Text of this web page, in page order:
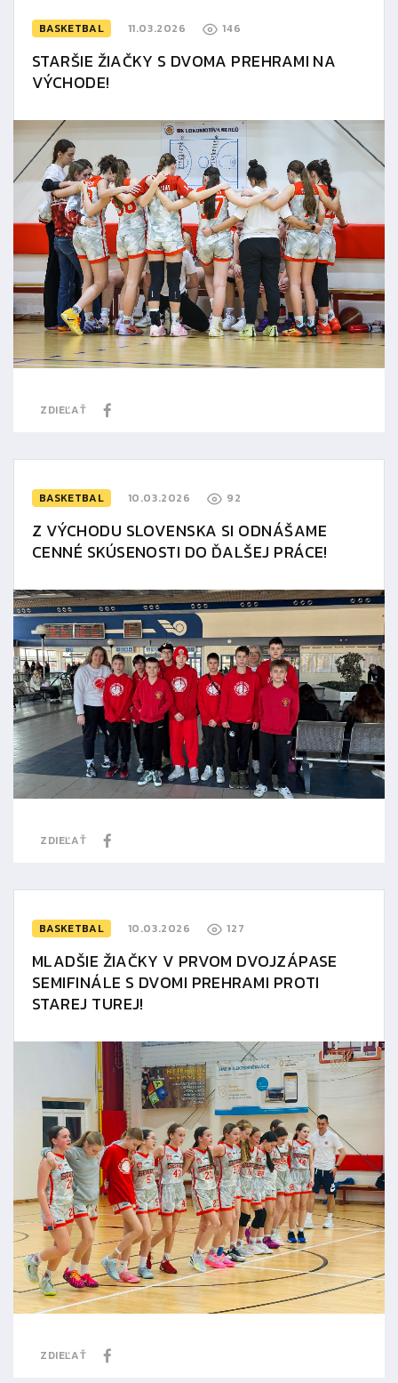
BASKETBAL 11.03.2026 146
STARŠIE ŽIAČKY S DVOMA PREHRAMI NA
VÝCHODE!
ZDIEĽAŤ
BASKETBAL 10.03.2026 92
Z VÝCHODU SLOVENSKA SI ODNÁŠAME
CENNÉ SKÚSENOSTI DO ĎALŠEJ PRÁCE!
ZDIEĽAŤ
BASKETBAL 10.03.2026 127
MLADŠIE ŽIAČKY V PRVOM DVOJZÁPASE
SEMIFINÁLE S DVOMI PREHRAMI PROTI
STAREJ TUREJ!
ZDIEĽAŤ